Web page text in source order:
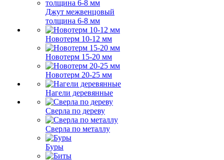
Джут межвенцовый
толщина 6-8 мм
Новотерм 10-12 мм
Новотерм 15-20 мм
Новотерм 20-25 мм
Нагели деревянные
Сверла по дереву
Сверла по металлу
Буры